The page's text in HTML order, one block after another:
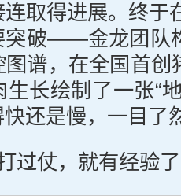
取得进展。终于
突破——金龙团队
谱，在全国首创
长绘制了一张“
还是慢，一目了
过仗，就有经验